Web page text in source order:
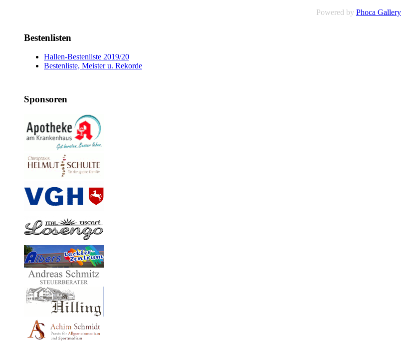
Powered by Phoca Gallery
Bestenlisten
Hallen-Bestenliste 2019/20
Bestenliste, Meister u. Rekorde
Sponsoren